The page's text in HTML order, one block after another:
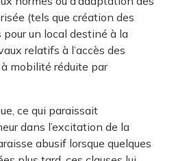
(tels que création des
un local destiné à la
relatifs à l’accès des
mobilité réduite par
ce qui paraissait
dans l’excitation de la
abusif lorsque quelques